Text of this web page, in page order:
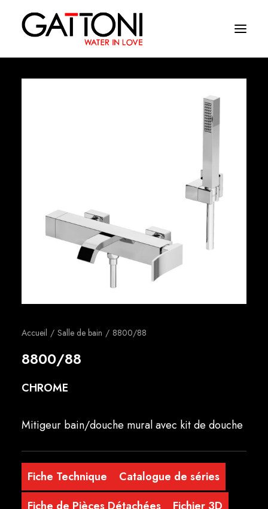
Où acheter
Accueil Salle de bain 8800/88
8800/88
CHROME
Mitigeur bain/douche mural avec kit de douche
Fiche Technique
Catalogue de séries